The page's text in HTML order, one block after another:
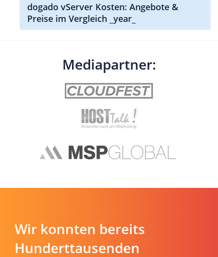
dogado vServer Kosten: Angebote &
Preise im Vergleich _year_
Mediapartner:
Wir konnten bereits
Hunderttausenden